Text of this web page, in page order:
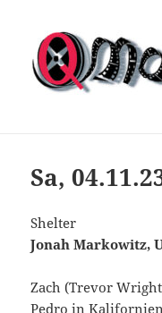
Sa,
Shelter
Jonah Markowitz,
Zach (Trevor
Pedro in